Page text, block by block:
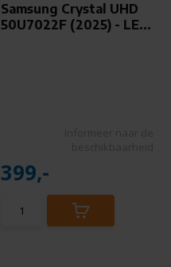
Samsung Crystal UHD
50U7022F (2025) - LE...
399,-